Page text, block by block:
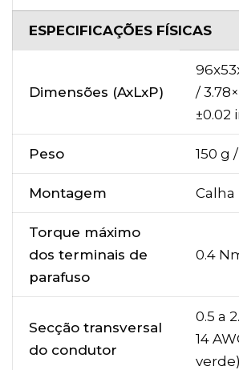
ESPECIFICAÇÕES FÍSICAS
Dimensões (AxLxP)
/
±0.02
Peso 150 g
Montagem Calha
Torque máximo
dos terminais de
parafuso
0.4
Secção transversal
do condutor
0.5 a
14
verde)